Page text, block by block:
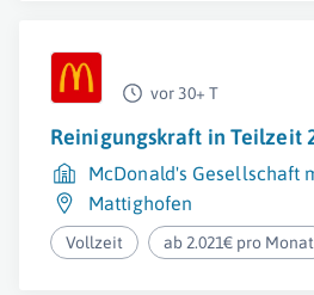
vor 30+ T
Reinigungskraft in Teilzeit
McDonald's Gesellschaft
Mattighofen
Vollzeit ab 2.021€ pro Monat